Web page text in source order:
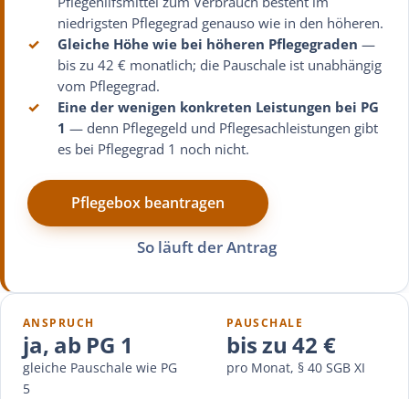
niedrigsten Pflegegrad genauso wie in den höheren.
✓
Gleiche Höhe wie bei höheren Pflegegraden —
bis zu 42 € monatlich; die Pauschale ist unabhängig
vom Pflegegrad.
✓
Eine der wenigen konkreten Leistungen bei PG
1 — denn Pflegegeld und Pflegesachleistungen gibt
es bei Pflegegrad 1 noch nicht.
Pflegebox beantragen
So läuft der Antrag
ANSPRUCH
ja, ab PG 1
gleiche Pauschale wie PG
5
PAUSCHALE
bis zu 42 €
pro Monat, § 40 SGB XI